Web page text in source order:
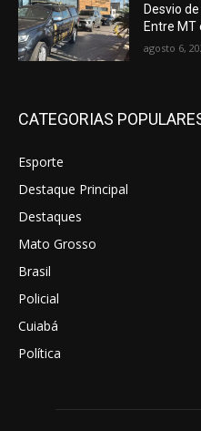
Desvio
Entre MT
agosto 6,
CATEGORIAS
Esporte
Destaque Principal
Destaques
Mato Grosso
Brasil
Policial
Cuiabá
Política